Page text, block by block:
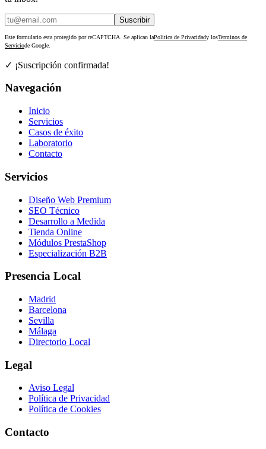
Suscribir
Este formulario esta protegido por reCAPTCHA. Se aplican laPolitica de Privacidady losTerminos de
Serviciode Google.
✓ ¡Suscripción confirmada!
Navegación
Inicio
Servicios
Casos de éxito
Laboratorio
Contacto
Servicios
Diseño Web Premium
SEO Técnico
Desarrollo a Medida
Tienda Online
Módulos PrestaShop
Especialización B2B
Presencia Local
Madrid
Barcelona
Sevilla
Málaga
Directorio Local
Legal
Aviso Legal
Política de Privacidad
Política de Cookies
Contacto